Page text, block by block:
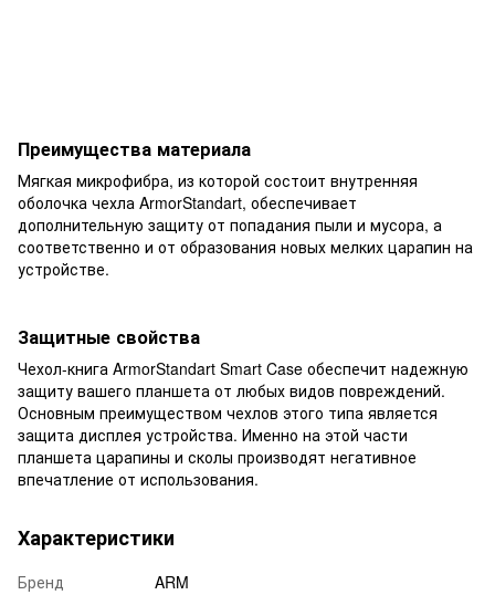
Преимущества материала
Мягкая микрофибра, из которой состоит внутренняя
оболочка чехла ArmorStandart, обеспечивает
дополнительную защиту от попадания пыли и мусора, а
соответственно и от образования новых мелких царапин на
устройстве.
Защитные свойства
Чехол-книга ArmorStandart Smart Case обеспечит надежную
защиту вашего планшета от любых видов повреждений.
Основным преимуществом чехлов этого типа является
защита дисплея устройства. Именно на этой части
планшета царапины и сколы производят негативное
впечатление от использования.
Характеристики
Бренд ARM